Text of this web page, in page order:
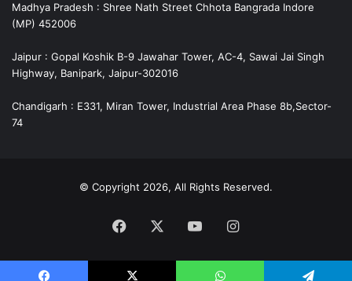
Madhya Pradesh : Shree Nath Street Chhota Bangrada Indore
(MP) 452006
Jaipur : Gopal Koshik B-9 Jawahar Tower, AC-4, Sawai Jai Singh
Highway, Banipark, Jaipur-302016
Chandigarh : E331, Miran Tower, Industrial Area Phase 8b,Sector-
74
© Copyright 2026, All Rights Reserved.
Facebook YouTubeInstagram